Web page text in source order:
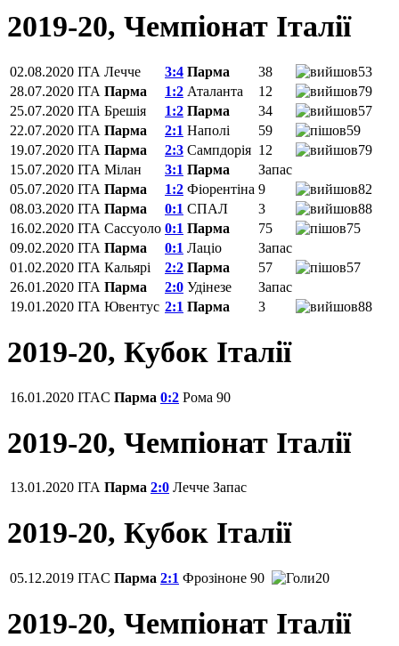
2019-20, Чемпіонат Італії
02.08.2020 ITA Лечче 3:4 Парма 38
53
28.07.2020 ITA Парма 1:2 Аталанта 12
79
25.07.2020 ITA Брешія 1:2 Парма 34
57
22.07.2020 ITA Парма 2:1 Наполі 59
59
19.07.2020 ITA Парма 2:3 Сампдорія 12
79
15.07.2020 ITA Мілан 3:1 Парма
Запас
05.07.2020 ITA Парма 1:2 Фіорентіна‎ 9
82
08.03.2020 ITA Парма 0:1 СПАЛ 3
88
16.02.2020 ITA Сассуоло 0:1 Парма 75
75
09.02.2020 ITA Парма 0:1 Лаціо
Запас
01.02.2020 ITA Кальярі 2:2 Парма 57
57
26.01.2020 ITA Парма 2:0 Удінезе
Запас
19.01.2020 ITA Ювентус 2:1 Парма 3 88
2019-20, Кубок Італії
16.01.2020 ITAC Парма 0:2 Рома 90
2019-20, Чемпіонат Італії
13.01.2020 ITA Парма 2:0 Лечче Запас
2019-20, Кубок Італії
05.12.2019 ITAC Парма 2:1 Фрозіноне 90 20
2019-20, Чемпіонат Італії